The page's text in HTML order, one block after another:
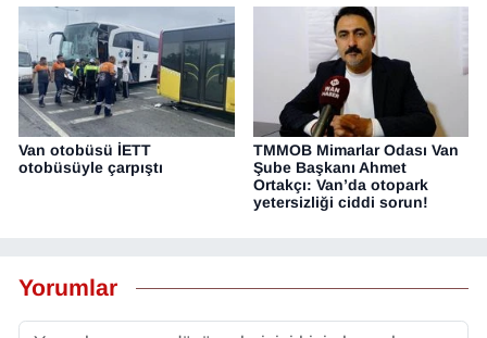
Van otobüsü İETT
otobüsüyle çarpıştı
TMMOB Mimarlar Odası Van
Şube Başkanı Ahmet
Ortakçı: Van’da otopark
yetersizliği ciddi sorun!
Yorumlar